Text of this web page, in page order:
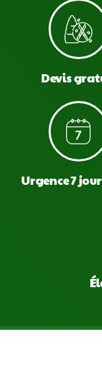
Devis
Urgence 7